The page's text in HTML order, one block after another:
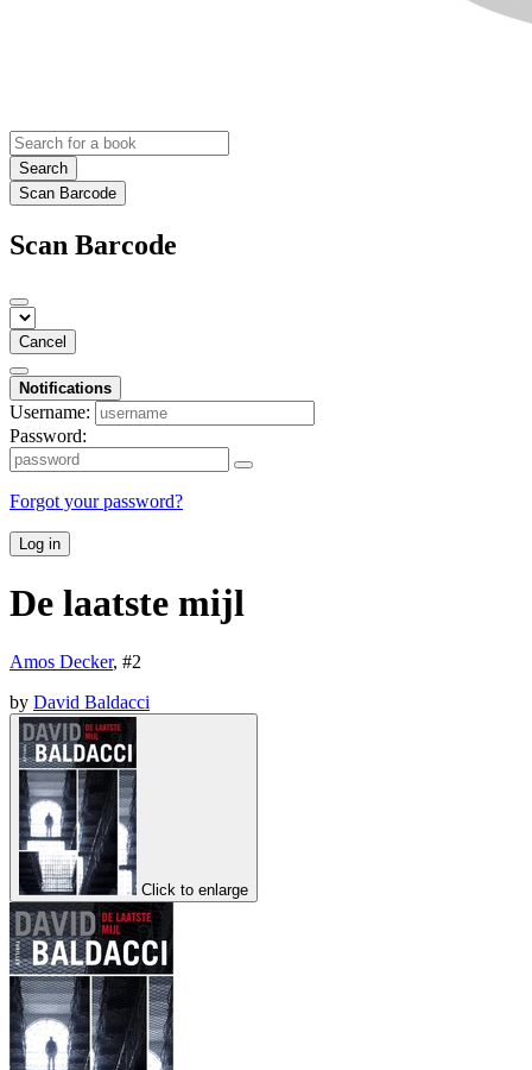
Search
Scan Barcode
Scan Barcode
Cancel
Notifications
Username:
Password:
Forgot your password?
Log in
De laatste mijl
Amos Decker, #2
by David Baldacci
Click to enlarge